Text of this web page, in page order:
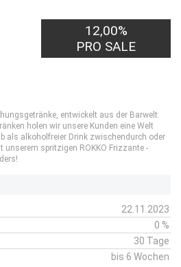
12,00%
PRO SALE
entwickelt aus der Barwelt.
holen wir unsere Kunden eine Welt
als alkoholfreier Drink zwischendurch oder
spritzigen ROKKO Frizzante -
22.11.2023
0 %
30 Tage
bis 6 Wochen